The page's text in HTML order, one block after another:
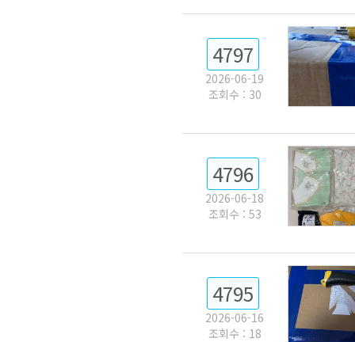
4797
2026-06-19
조회수 : 30
4796
2026-06-18
조회수 : 53
4795
2026-06-16
조회수 : 18